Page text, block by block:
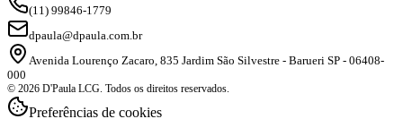
(11) 99846-1779
dpaula@dpaula.com.br
Avenida Lourenço Zacaro, 835 Jardim São Silvestre - Barueri SP - 06408-
000
© 2026 D'Paula LCG. Todos os direitos reservados.
Preferências de cookies